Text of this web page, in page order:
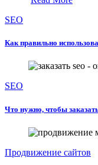
SEO
Как правильно
SEO
Что нужно, чтобы
Продвижение сайтов